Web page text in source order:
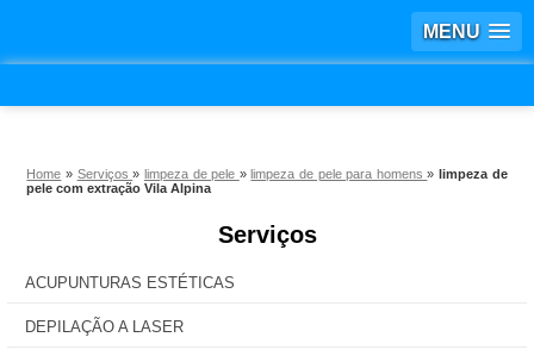
MENU
Home » Serviços» limpeza de pele »limpeza de pele para homens»limpeza de
pele com extração Vila Alpina
Serviços
ACUPUNTURAS ESTÉTICAS
DEPILAÇÃO A LASER